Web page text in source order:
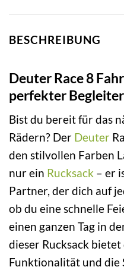
BESCHREIBUNG
Deuter Race 8
perfekter
Bist du bereit für das
Rädern? Der Deuter
den stilvollen Farben
nur ein Rucksack – er
Partner, der dich auf
ob du eine schnelle
einen ganzen Tag in
dieser Rucksack
Funktionalität und die